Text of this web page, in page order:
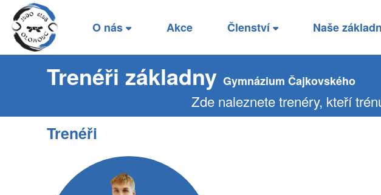
O nás Akce Členství Naše
Trenéři základnyGymnázium Čajkovského
Zde naleznete trenéry, kteří
Trenéři